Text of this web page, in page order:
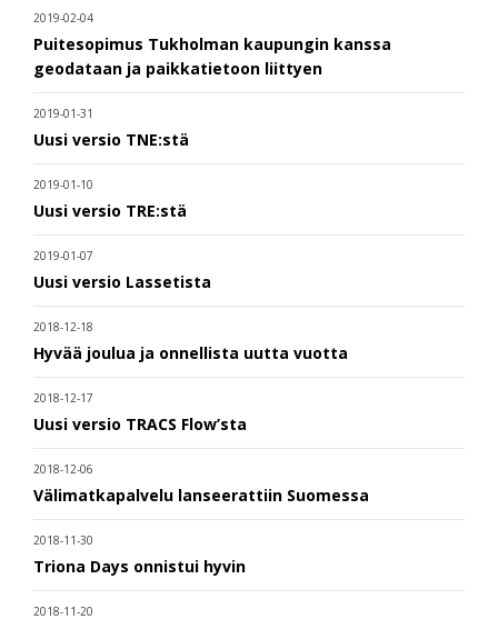
2019-02-04
Puitesopimus Tukholman kaupungin kanssa
geodataan ja paikkatietoon liittyen
2019-01-31
Uusi versio TNE:stä
2019-01-10
Uusi versio TRE:stä
2019-01-07
Uusi versio Lassetista
2018-12-18
Hyvää joulua ja onnellista uutta vuotta
2018-12-17
Uusi versio TRACS Flow’sta
2018-12-06
Välimatkapalvelu lanseerattiin Suomessa
2018-11-30
Triona Days onnistui hyvin
2018-11-20